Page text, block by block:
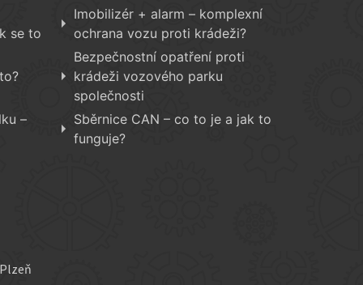
se to
–
Imobilizér + alarm – komplexní
ochrana vozu proti krádeži?
Bezpečnostní opatření proti
krádeži vozového parku
společnosti
Sběrnice CAN – co to je a jak to
funguje?